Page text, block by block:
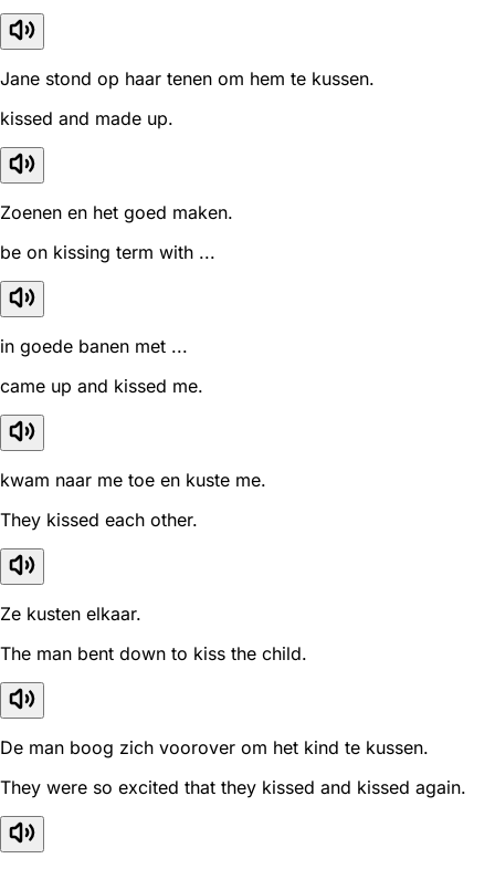
Jane stond op haar tenen om hem te kussen.
kissed and made up.
Zoenen en het goed maken.
be on kissing term with ...
in goede banen met ...
came up and kissed me.
kwam naar me toe en kuste me.
They kissed each other.
Ze kusten elkaar.
The man bent down to kiss the child.
De man boog zich voorover om het kind te kussen.
They were so excited that they kissed and kissed again.